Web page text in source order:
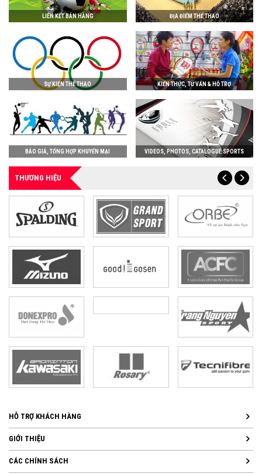
LIÊN KẾT BÁN HÀNG ĐỊA ĐIỂM THỂ THAO
SỰ KIỆN THỂ THAO KIẾN THỨC, TƯ VẤN & HỖ TRỢ
BÁO GIÁ, TỔNG HỢP KHUYẾN MẠI VIDEOS, PHOTOS, CATALOGUE SPORTS
THƯƠNG HIỆU
HỖ TRỢ KHÁCH HÀNG
GIỚI THIỆU
CÁC CHÍNH SÁCH